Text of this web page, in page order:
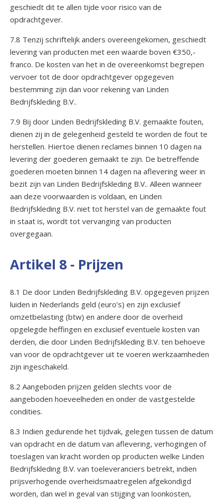
geschiedt dit te allen tijde voor risico van de
opdrachtgever.
7.8 Tenzij schriftelijk anders overeengekomen, geschiedt
levering van producten met een waarde boven €350,-
franco. De kosten van het in de overeenkomst begrepen
vervoer tot de door opdrachtgever opgegeven
bestemming zijn dan voor rekening van Linden
Bedrijfskleding B.V..
7.9 Bij door Linden Bedrijfskleding B.V. gemaakte fouten,
dienen zij in de gelegenheid gesteld te worden de fout te
herstellen. Hiertoe dienen reclames binnen 10 dagen na
levering der goederen gemaakt te zijn. De betreffende
goederen moeten binnen 14 dagen na aflevering weer in
bezit zijn van Linden Bedrijfskleding B.V.. Alleen wanneer
aan deze voorwaarden is voldaan, en Linden
Bedrijfskleding B.V. niet tot herstel van de gemaakte fout
in staat is, wordt tot vervanging van producten
overgegaan.
Artikel 8 - Prijzen
8.1 De door Linden Bedrijfskleding B.V. opgegeven prijzen
luiden in Nederlands geld (euro’s) en zijn exclusief
omzetbelasting (btw) en andere door de overheid
opgelegde heffingen en exclusief eventuele kosten van
derden, die door Linden Bedrijfskleding B.V. ten behoeve
van voor de opdrachtgever uit te voeren werkzaamheden
zijn ingeschakeld.
8.2 Aangeboden prijzen gelden slechts voor de
aangeboden hoeveelheden en onder de vastgestelde
condities.
8.3 Indien gedurende het tijdvak, gelegen tussen de datum
van opdracht en de datum van aflevering, verhogingen of
toeslagen van kracht worden op producten welke Linden
Bedrijfskleding B.V. van toeleveranciers betrekt, indien
prijsverhogende overheidsmaatregelen afgekondigd
worden, dan wel in geval van stijging van loonkosten,